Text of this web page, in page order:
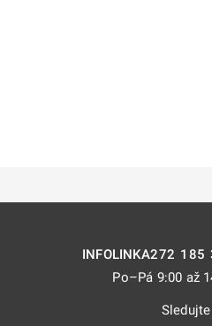
INFOLINKA272 185
Po–Pá 9:00 až